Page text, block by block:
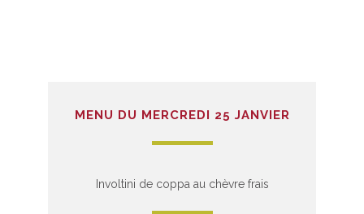
MENU DU MERCREDI 25 JANVIER
Involtini de coppa au chèvre frais